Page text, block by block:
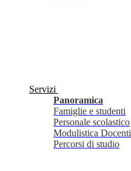
Servizi
Panoramica
Famiglie e studenti
Personale scolastico
Modulistica Docenti
Percorsi di studio